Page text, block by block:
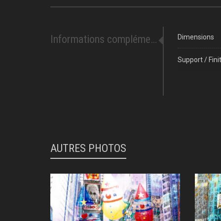
Informations complémentaires Dimensions
Support /
AUTRES PHOTOS